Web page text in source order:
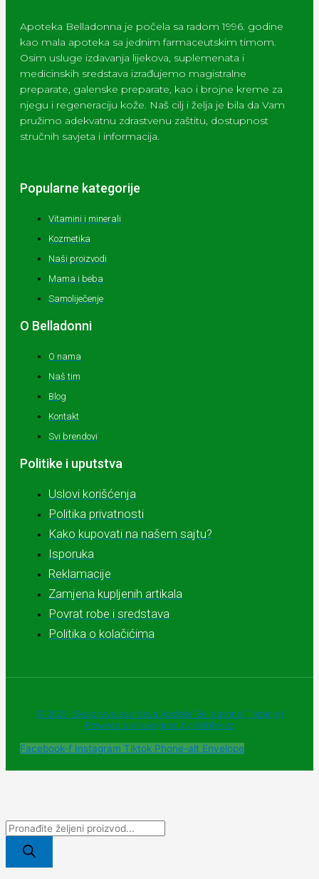
Apoteka Belladonna je počela sa radom 1996. godine
kao mala apoteka sa jednim farmaceutskim timom.
Osim usluge izdavanja lijekova, suplemenata i
medicinskih sredstava izrađujemo magistralne
preparate, galenske preparate, kao i brojne kreme za
njegu i regeneraciju kože. Naš cilj i želja je bila da Vam
pružimo adekvatnu zdrastvenu zaštitu, dostupnost
stručnih savjeta i informacija.
Popularne kategorije
Vitamini i minerali
Kozmetika
Naši proizvodi
Mama i beba
Samoliječenje
O Belladonni
O nama
Naš tim
Blog
Kontakt
Svi brendovi
Politike i uputstva
Uslovi korišćenja
Politika privatnosti
Kako kupovati na našem sajtu?
Isporuka
Reklamacije
Zamjena kupljenih artikala
Povrat robe i sredstava
Politika o kolačićima
© 2025 - Sva prava zadržava Apoteke "Belladonna" Trebinje |
Powered and designed by Webherzz
Facebook-f Instagram Tiktok Phone-alt Envelope